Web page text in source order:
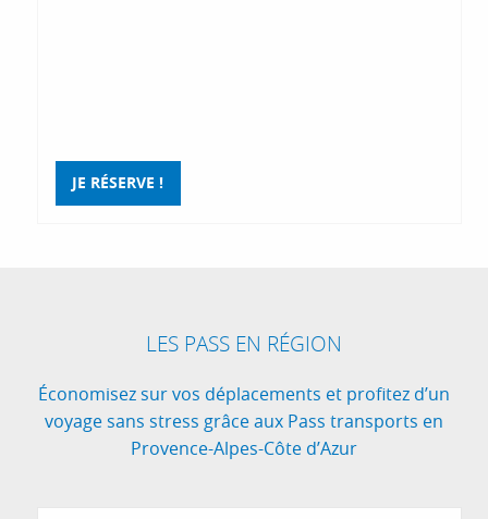
JE RÉSERVE !
LES PASS EN RÉGION
Économisez sur vos déplacements et profitez d’un
voyage sans stress grâce aux Pass transports en
Provence-Alpes-Côte d’Azur